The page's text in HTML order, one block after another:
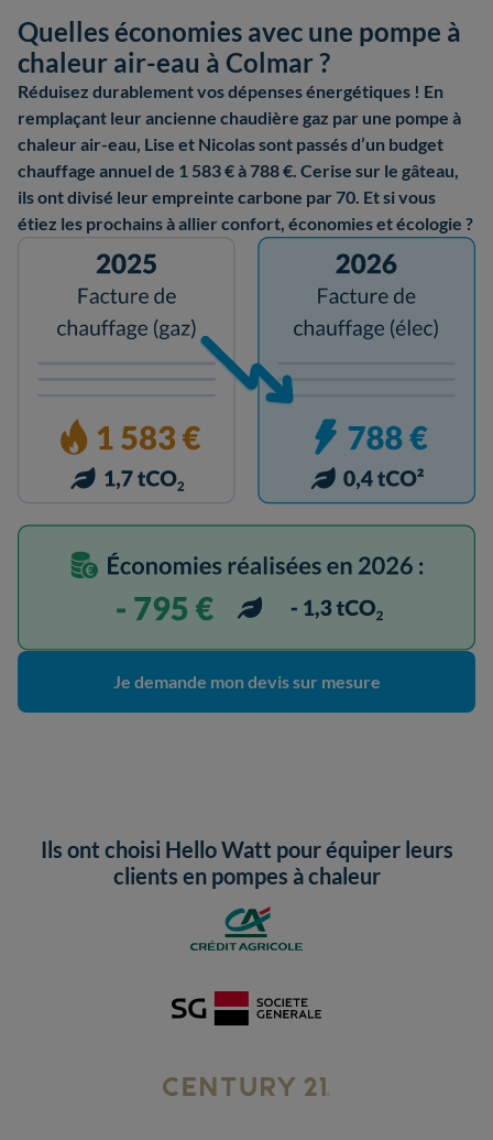
Je demande mon devis sur mesure
Quelles économies avec une pompe à
chaleur air-eau à Colmar ?
Réduisez durablement vos dépenses énergétiques ! En
remplaçant leur ancienne chaudière gaz par une pompe à
chaleur air-eau, Lise et Nicolas sont passés d’un budget
chauffage annuel de 1 583 € à 788 €. Cerise sur le gâteau,
ils ont divisé leur empreinte carbone par 70. Et si vous
étiez les prochains à allier confort, économies et écologie ?
Ils ont choisi Hello Watt pour équiper leurs
clients en pompes à chaleur